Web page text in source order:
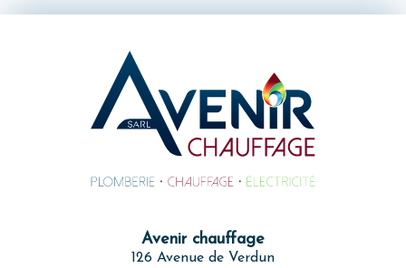
Avenir chauffage
126 Avenue de Verdun